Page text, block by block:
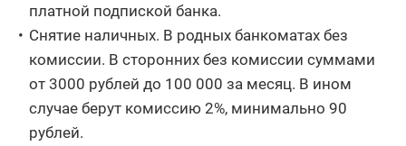
платной подпиской банка.
Снятие наличных. В родных банкоматах без
комиссии. В сторонних без комиссии суммами
от 3000 рублей до 100 000 за месяц. В ином
случае берут комиссию 2%, минимально 90
рублей.